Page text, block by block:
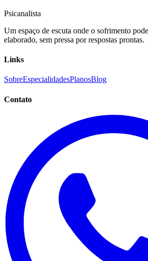
Psicanalista
Um espaço de escuta onde o sofrimento
elaborado, sem pressa por respostas prontas.
Links
SobreEspecialidadesPlanosBlog
Contato